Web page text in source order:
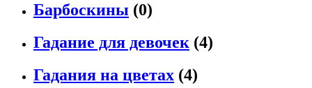
Барбоскины (0)
Гадание для девочек (4)
Гадания на цветах (4)